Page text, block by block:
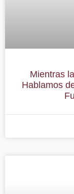
Mientras
Hablamos